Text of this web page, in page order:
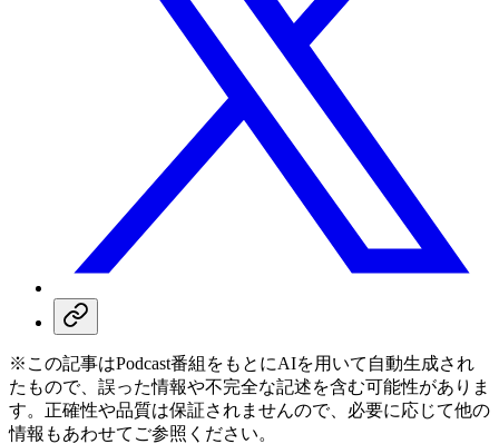
※この記事はPodcast番組をもとにAIを用いて自動生成され
たもので、誤った情報や不完全な記述を含む可能性がありま
す。正確性や品質は保証されませんので、必要に応じて他の
情報もあわせてご参照ください。